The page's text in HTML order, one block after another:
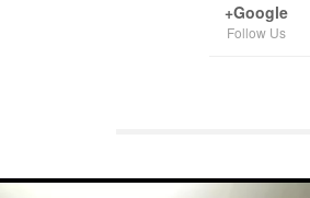
Google+
Follow Us